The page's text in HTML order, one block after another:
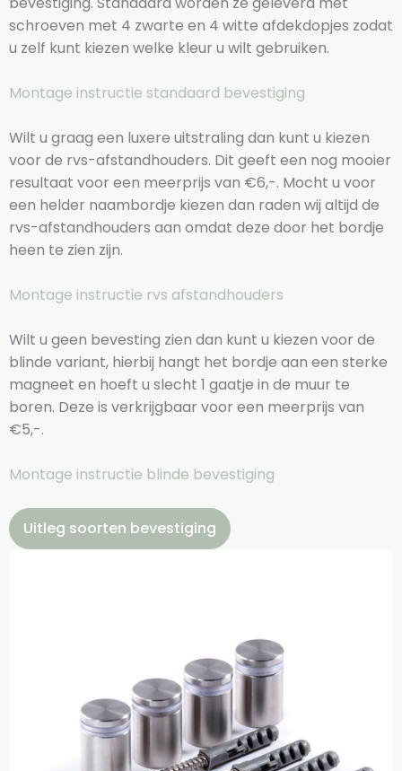
schroeven met 4 zwarte en 4 witte afdekdopjes zodat
u zelf kunt kiezen welke kleur u wilt gebruiken.
Montage instructie standaard bevestiging
Wilt u graag een luxere uitstraling dan kunt u kiezen
voor de rvs-afstandhouders. Dit geeft een nog mooier
resultaat voor een meerprijs van €6,-. Mocht u voor
een helder naambordje kiezen dan raden wij altijd de
rvs-afstandhouders aan omdat deze door het bordje
heen te zien zijn.
Montage instructie rvs afstandhouders
Wilt u geen bevesting zien dan kunt u kiezen voor de
blinde variant, hierbij hangt het bordje aan een sterke
magneet en hoeft u slecht 1 gaatje in de muur te
boren. Deze is verkrijgbaar voor een meerprijs van
€5,-.
Montage instructie blinde bevestiging
Uitleg soorten bevestiging